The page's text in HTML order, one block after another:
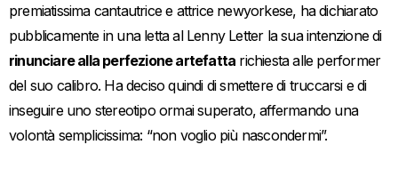
premiatissima cantautrice e attrice newyorkese, ha dichiarato
pubblicamente in una letta al Lenny Letter la sua intenzione di
rinunciare alla perfezione artefatta richiesta alle performer
del suo calibro. Ha deciso quindi di smettere di truccarsi e di
inseguire uno stereotipo ormai superato, affermando una
volontà semplicissima: “non voglio più nascondermi”.